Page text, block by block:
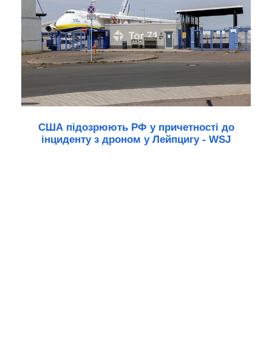
США підозрюють РФ у причетності до
інциденту з дроном у Лейпцигу - WSJ